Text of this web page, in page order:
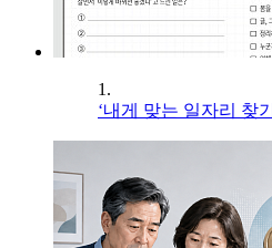
1.
‘내게 맞는 일자리 찾